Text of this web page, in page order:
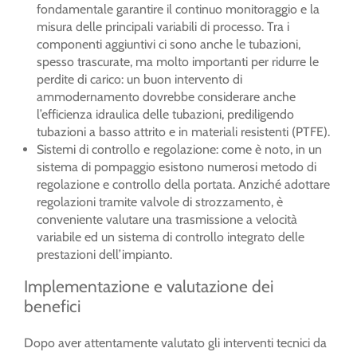
fondamentale garantire il continuo monitoraggio e la
misura delle principali variabili di processo. Tra i
componenti aggiuntivi ci sono anche le tubazioni,
spesso trascurate, ma molto importanti per ridurre le
perdite di carico: un buon intervento di
ammodernamento dovrebbe considerare anche
l’efficienza idraulica delle tubazioni, prediligendo
tubazioni a basso attrito e in materiali resistenti (PTFE).
Sistemi di controllo e regolazione: come è noto, in un
sistema di pompaggio esistono numerosi metodo di
regolazione e controllo della portata. Anziché adottare
regolazioni tramite valvole di strozzamento, è
conveniente valutare una trasmissione a velocità
variabile ed un sistema di controllo integrato delle
prestazioni dell’impianto.
Implementazione e valutazione dei
benefici
Dopo aver attentamente valutato gli interventi tecnici da